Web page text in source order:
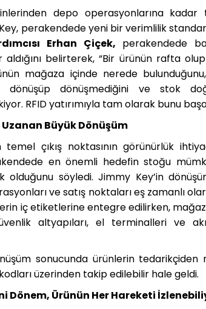
depo operasyonlarına
perakendede yeni bir verimlilik
Erhan Çiçek, perakendede
belirterek, “Bir ürünün rafta
mağaza içinde nerede
dönüşüp dönüşmediğini ve stok
RFID yatırımıyla tam olarak bunu
Uzanan Büyük Dönüşüm
temel çıkış noktasının görünürlük
en önemli hedefin stoğu
olduğunu söyledi. Jimmy Key’in
ve satış noktaları eş zamanlı
iç etiketlerine entegre edilirken,
altyapıları, el terminalleri ve
sonucunda ürünlerin tedarikçiden
üzerinden takip edilebilir hale geldi.
Dönem, Ürünün Her Hareketi